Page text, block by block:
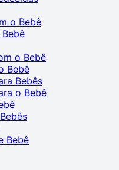
o Bebê
o Bebê
Bebê
Bebês
o Bebê
Bebê